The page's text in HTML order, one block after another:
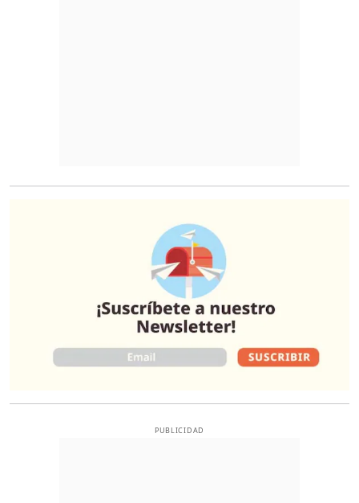
PUBLICIDAD